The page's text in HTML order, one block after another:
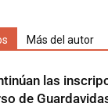
Más del autor
las
de